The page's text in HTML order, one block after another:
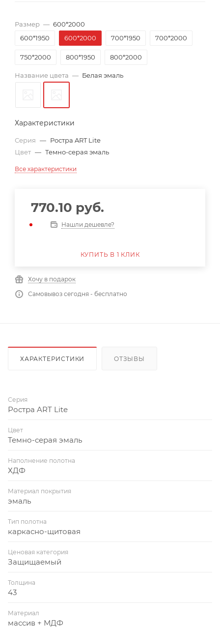
Размер — 600*2000
600*1950
600*2000 700*1950 700*2000
750*2000 800*1950 800*2000
Название цвета — Белая эмаль
Характеристики
Серия — Ростра ART Lite
Цвет — Темно-серая эмаль
Все характеристики
770.10 руб.
Нашли дешевле?
КУПИТЬ В 1 КЛИК
Хочу в подарок
Самовывоз сегодня - бесплатно
ХАРАКТЕРИСТИКИ ОТЗЫВЫ
Серия
Ростра ART Lite
Цвет
Темно-серая эмаль
Наполнение полотна
ХДФ
Материал покрытия
эмаль
Тип полотна
каркасно-щитовая
Ценовая категория
Защищаемый
Толщина
43
Материал
массив + МДФ